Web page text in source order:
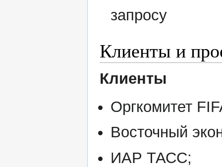
запросу
Клиенты и
Клиенты
Оргкомитет
Восточный
ИАР ТАСС;